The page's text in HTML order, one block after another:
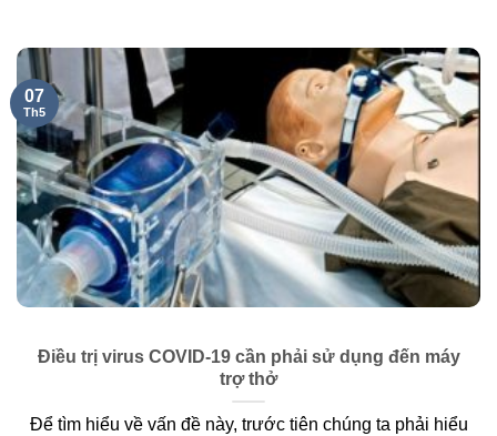
Điều trị virus COVID-19 cần phải sử dụng đến máy
trợ thở
Để tìm hiểu về vấn đề này, trước tiên chúng ta phải hiểu
07
Th5